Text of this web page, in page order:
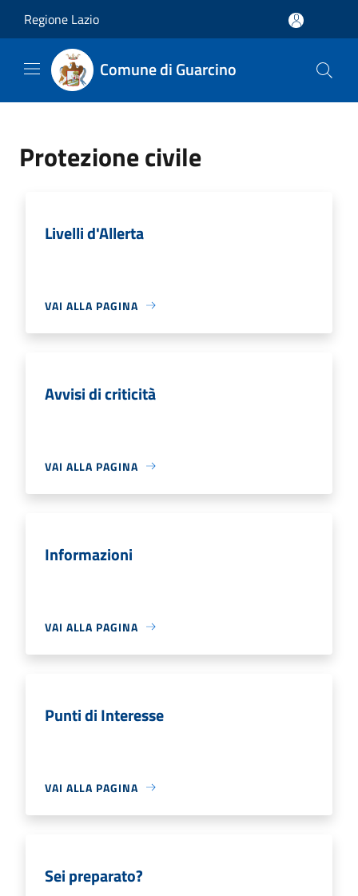
Regione Lazio
Comune di Guarcino
Protezione civile
Livelli d'Allerta
VAI ALLA PAGINA
Avvisi di criticità
VAI ALLA PAGINA
Informazioni
VAI ALLA PAGINA
Punti di Interesse
VAI ALLA PAGINA
Sei preparato?